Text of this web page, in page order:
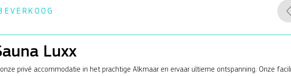
Luxx
privé accommodatie in het prachtige Alkmaar en ervaar ultieme ontspanning. Onze